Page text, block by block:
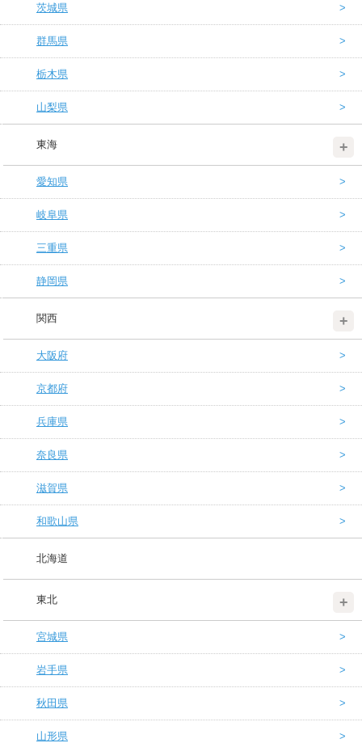
茨城県
群馬県
栃木県
山梨県
東海
愛知県
岐阜県
三重県
静岡県
関西
大阪府
京都府
兵庫県
奈良県
滋賀県
和歌山県
北海道
東北
宮城県
岩手県
秋田県
山形県